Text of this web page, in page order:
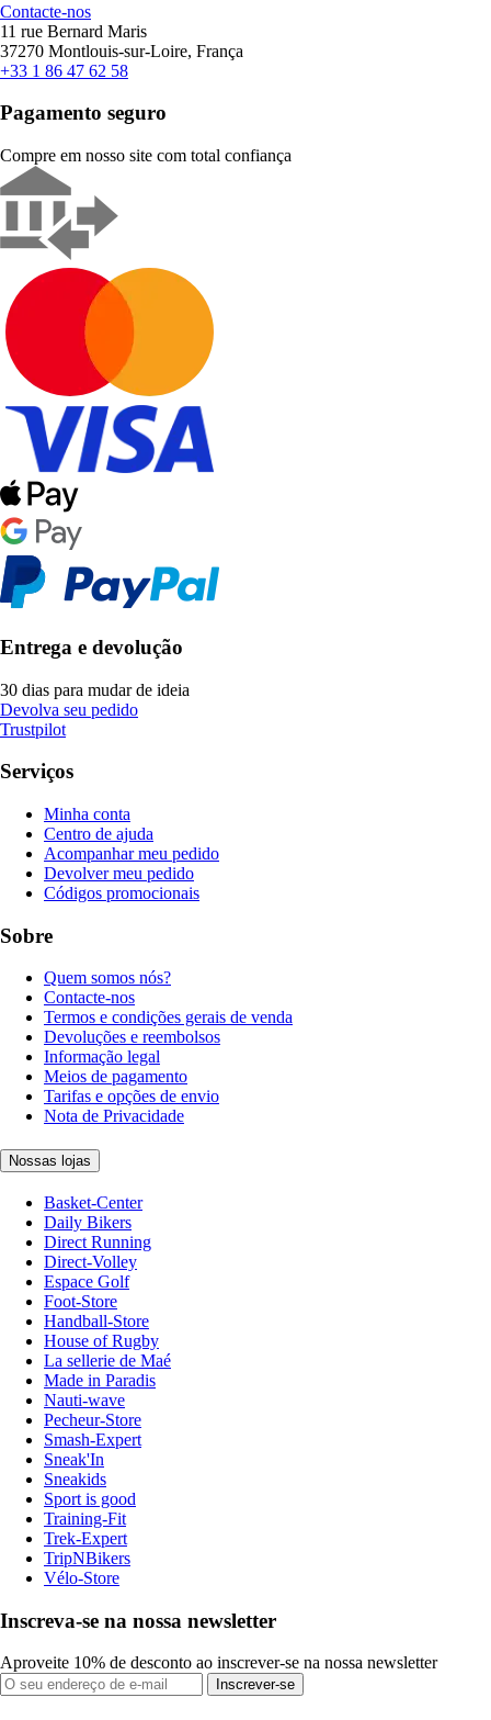
Contacte-nos
11 rue Bernard Maris
37270 Montlouis-sur-Loire, França
+33 1 86 47 62 58
Pagamento seguro
Compre em nosso site com total confiança
Entrega e devolução
30 dias para mudar de ideia
Devolva seu pedido
Trustpilot
Serviços
Minha conta
Centro de ajuda
Acompanhar meu pedido
Devolver meu pedido
Códigos promocionais
Sobre
Quem somos nós?
Contacte-nos
Termos e condições gerais de venda
Devoluções e reembolsos
Informação legal
Meios de pagamento
Tarifas e opções de envio
Nota de Privacidade
Nossas lojas
Basket-Center
Daily Bikers
Direct Running
Direct-Volley
Espace Golf
Foot-Store
Handball-Store
House of Rugby
La sellerie de Maé
Made in Paradis
Nauti-wave
Pecheur-Store
Smash-Expert
Sneak'In
Sneakids
Sport is good
Training-Fit
Trek-Expert
TripNBikers
Vélo-Store
Inscreva-se na nossa newsletter
Aproveite 10% de desconto ao inscrever-se na nossa newsletter
Inscrever-se